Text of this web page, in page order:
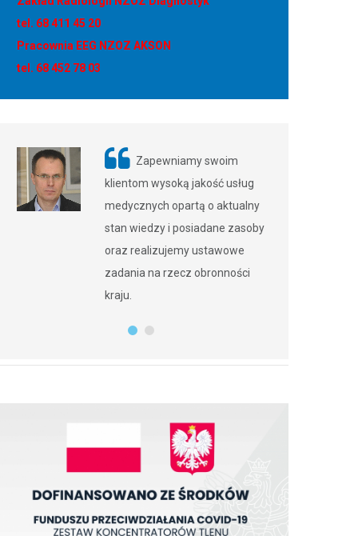
tel. 68 411 45 20
Pracownia EEG NZOZ AKSON
tel. 68 452 78 03
Zapewniamy swoim
klientom wysoką jakość usług
medycznych opartą o aktualny
stan wiedzy i posiadane zasoby
oraz realizujemy ustawowe
zadania na rzecz obronności
kraju.